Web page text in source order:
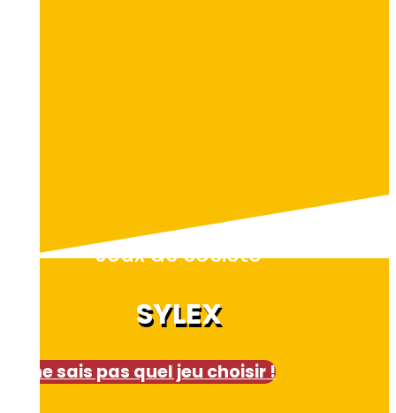
Jeux de société
SYLEX
Je ne sais pas quel jeu choisir !